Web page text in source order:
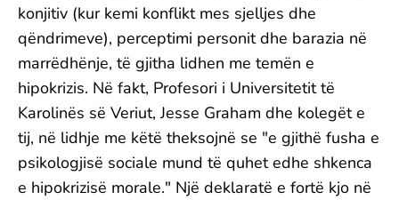
konjitiv (kur kemi konflikt mes sjelljes dhe
qëndrimeve), perceptimi personit dhe barazia në
marrëdhënje, të gjitha lidhen me temën e
hipokrizis. Në fakt, Profesori i Universitetit të
Karolinës së Veriut, Jesse Graham dhe kolegët e
tij, në lidhje me këtë theksojnë se "e gjithë fusha e
psikologjisë sociale mund të quhet edhe shkenca
e hipokrizisë morale." Një deklaratë e fortë kjo në